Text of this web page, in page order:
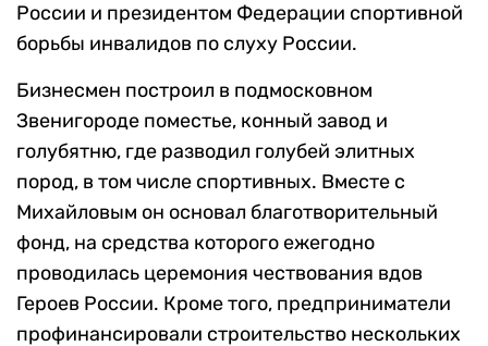
России и президентом Федерации спортивной
борьбы инвалидов по слуху России.
Бизнесмен построил в подмосковном
Звенигороде поместье, конный завод и
голубятню, где разводил голубей элитных
пород, в том числе спортивных. Вместе с
Михайловым он основал благотворительный
фонд, на средства которого ежегодно
проводилась церемония чествования вдов
Героев России. Кроме того, предприниматели
профинансировали строительство нескольких